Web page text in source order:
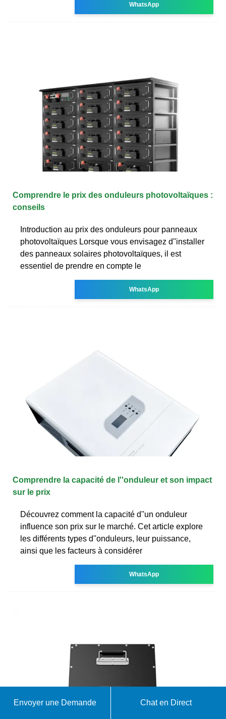
WhatsApp
Comprendre le prix des onduleurs photovoltaïques :
conseils
Introduction au prix des onduleurs pour panneaux
photovoltaïques Lorsque vous envisagez d''installer
des panneaux solaires photovoltaïques, il est
essentiel de prendre en compte le
WhatsApp
Comprendre la capacité de l''onduleur et son impact
sur le prix
Découvrez comment la capacité d''un onduleur
influence son prix sur le marché. Cet article explore
les différents types d''onduleurs, leur puissance,
ainsi que les facteurs à considérer
WhatsApp
Envoyer une Demande Chat en Direct